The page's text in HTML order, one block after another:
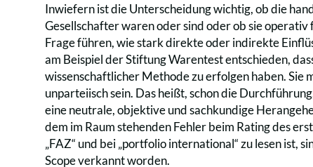
Inwiefern ist die Unterscheidung wichtig, ob die
Gesellschafter waren oder sind oder ob sie
Frage führen, wie stark direkte oder indirekte
am Beispiel der Stiftung Warentest entschieden,
wissenschaftlicher Methode zu erfolgen haben. Sie
unparteiisch sein. Das heißt, schon die
eine neutrale, objektive und sachkundige
dem im Raum stehenden Fehler beim Rating des
„FAZ“ und bei „portfolio international“ zu lesen ist,
Scope verkannt worden.